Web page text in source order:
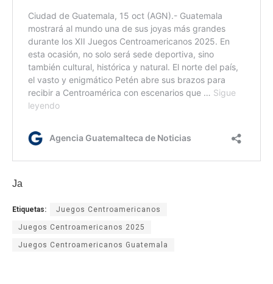
Ja
Etiquetas: Juegos Centroamericanos
Juegos Centroamericanos 2025
Juegos Centroamericanos Guatemala